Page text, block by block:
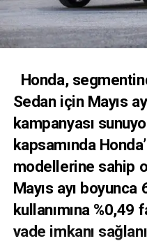
Honda,
Sedan için Mayıs
kampanyası
kapsamında
modellerine sahip
Mayıs ayı
kullanımına %0,49
vade imkanı